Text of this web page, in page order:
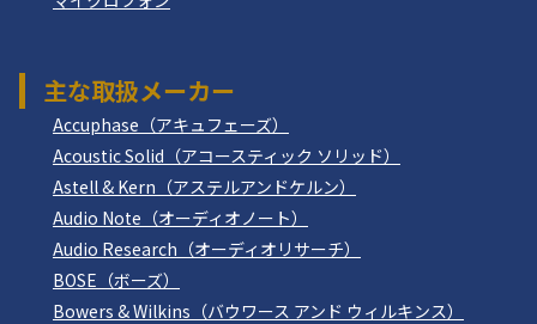
主な取扱メーカー
Accuphase（アキュフェーズ）
Acoustic Solid（アコースティック ソリッド）
Astell & Kern（アステルアンドケルン）
Audio Note（オーディオノート）
Audio Research（オーディオリサーチ）
BOSE（ボーズ）
Bowers & Wilkins（バウワース アンド ウィルキンス）